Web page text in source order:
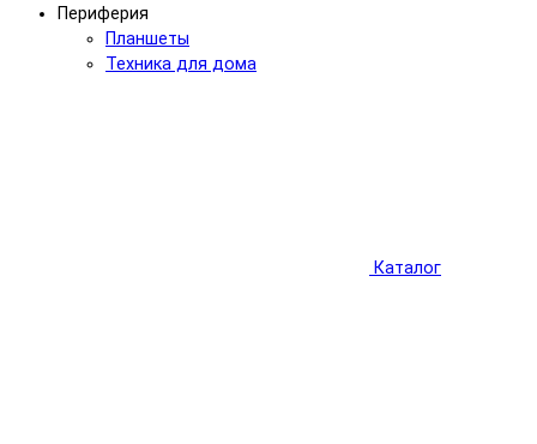
Периферия
Планшеты
Техника для дома
Каталог